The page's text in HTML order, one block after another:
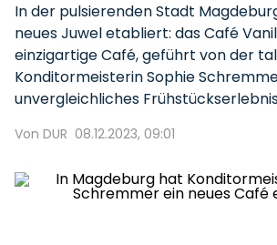
In der pulsierenden Stadt
neues Juwel etabliert: das Café
einzigartige Café, geführt von der
Konditormeisterin Sophie
unvergleichliches
Von DUR 08.12.2023, 09:01